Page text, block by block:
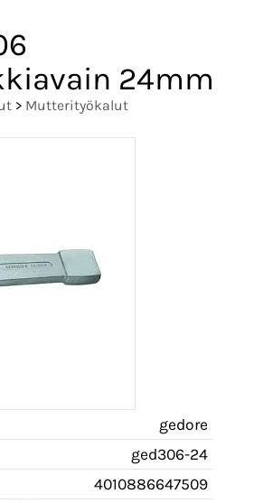
24mm
> Mutterityökalut
gedore
ged306-24
4010886647509